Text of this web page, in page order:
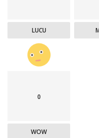
LUCU
0
WOW